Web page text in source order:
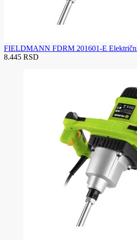
FIELDMANN FDRM 201601-E
8.445 RSD